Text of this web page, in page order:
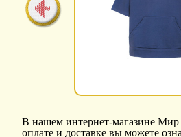
В нашем интернет-магазине Мир
оплате и доставке вы можете